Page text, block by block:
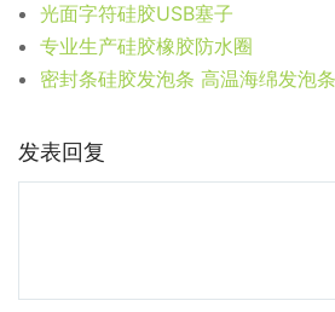
光面字符硅胶USB塞子
专业生产硅胶橡胶防水圈
发表回复